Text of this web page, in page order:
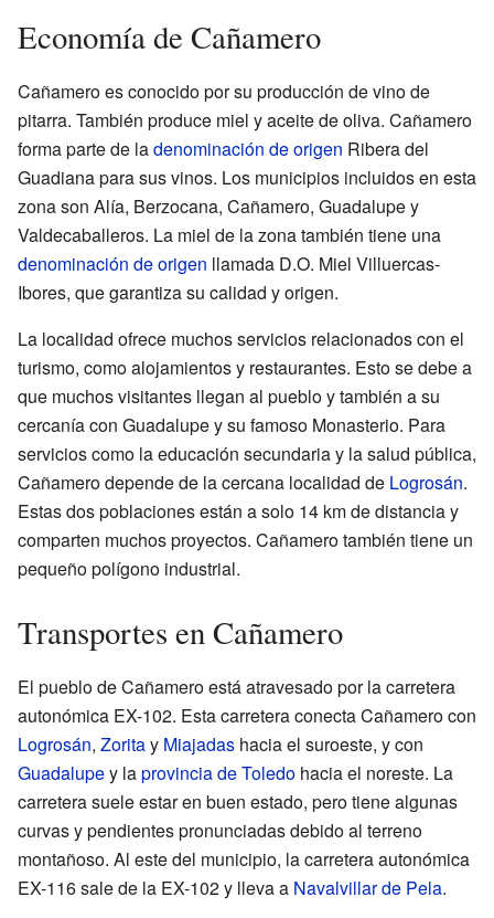
Economía de Cañamero
Cañamero es conocido por su producción de vino de
pitarra. También produce miel y aceite de oliva. Cañamero
forma parte de ladenominación de origen Ribera del
Guadiana para sus vinos. Los municipios incluidos en esta
zona son Alía, Berzocana, Cañamero, Guadalupe y
Valdecaballeros. La miel de la zona también tiene una
denominación de origen llamada D.O. Miel Villuercas-
Ibores, que garantiza su calidad y origen.
La localidad ofrece muchos servicios relacionados con el
turismo, como alojamientos y restaurantes. Esto se debe a
que muchos visitantes llegan al pueblo y también a su
cercanía con Guadalupe y su famoso Monasterio. Para
servicios como la educación secundaria y la salud pública,
Cañamero depende de la cercana localidad de Logrosán.
Estas dos poblaciones están a solo 14 km de distancia y
comparten muchos proyectos. Cañamero también tiene un
pequeño polígono industrial.
Transportes en Cañamero
El pueblo de Cañamero está atravesado por la carretera
autonómica EX-102. Esta carretera conecta Cañamero con
Logrosán, Zoritay Miajadas hacia el suroeste, y con
Guadalupey laprovincia de Toledo hacia el noreste. La
carretera suele estar en buen estado, pero tiene algunas
curvas y pendientes pronunciadas debido al terreno
montañoso. Al este del municipio, la carretera autonómica
EX-116 sale de la EX-102 y lleva a Navalvillar de Pela.